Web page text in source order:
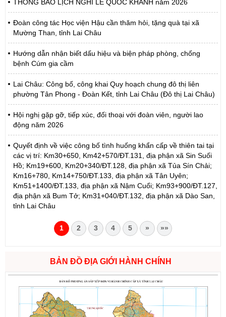
THÔNG BÁO LỊCH NGHỈ LỄ QUỐC KHÁNH năm 2026
Đoàn công tác Học viện Hậu cần thăm hỏi, tặng quà tại xã
Mường Than, tỉnh Lai Châu
Hướng dẫn nhận biết dấu hiệu và biện pháp phòng, chống
bệnh Cúm gia cầm
Lai Châu: Công bố, công khai Quy hoạch chung đô thị liên
phường Tân Phong - Đoàn Kết, tỉnh Lai Châu (Đô thị Lai Châu)
Hội nghị gặp gỡ, tiếp xúc, đối thoại với đoàn viên, người lao
động năm 2026
Quyết định về việc công bố tình huống khẩn cấp về thiên tai tại
các vị trí: Km30+650, Km42+570/ĐT.131, địa phận xã Sin Suối
Hồ; Km19+600, Km20+340/ĐT.128, địa phận xã Tủa Sín Chải;
Km16+780, Km14+750/ĐT.133, địa phận xã Tân Uyên;
Km51+1400/ĐT.133, địa phận xã Nậm Cuổi; Km93+900/ĐT.127,
địa phận xã Bum Tở; Km31+040/ĐT.132, địa phận xã Dào San,
tỉnh Lai Châu
1 2 3 4 5 » »»
BẢN ĐỒ ĐỊA GIỚI HÀNH CHÍNH